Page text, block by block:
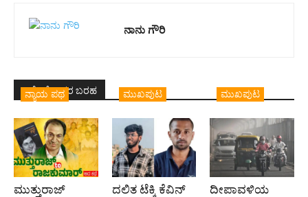
ನಾನು ಗೌರಿ
ಇದೇ ಲೇಖಕರ ಬರಹ
ನ್ಯಾಯ ಪಥ
ಮುತ್ತುರಾಜ್
ಮುಖಪುಟ
ದಲಿತ ಟೆಕ್ಕಿ ಕೆವಿನ್
ಮುಖಪುಟ
ದೀಪಾವಳಿಯ